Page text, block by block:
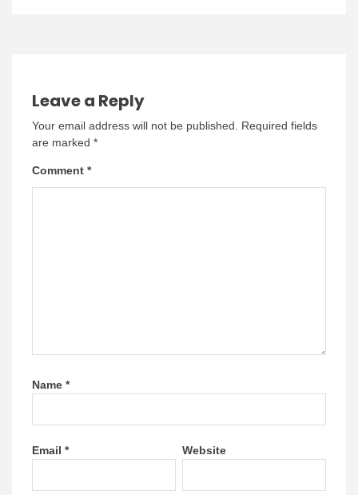
Leave a Reply
Your email address will not be published.
Required fields
are marked *
Comment *
Name *
Email * Website